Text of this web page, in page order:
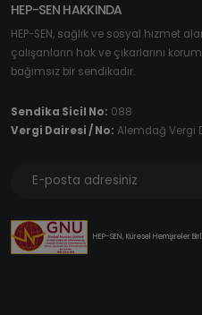
HEP-SEN HAKKINDA
HEP-SEN, sağlık ve sosyal hizmet
çalışanların hak ve çıkarlarını
bağımsız bir sendikadır.
Sendika Sicil No: 088
Vergi Dairesi / No: Alemdağ Vergi
HEP-SEN, Küresel Hemşireler